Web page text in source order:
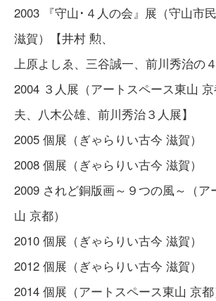
2003 『守山･４人の会』展（守山市
滋賀）【井村 勲、
上原よしゑ、三谷誠一、前川秀治の
2004 ３人展（アートスペース東山
夫、八木公雄、前川秀治３人展】
2005 個展（ぎゃらりい古今 滋賀）
2008 個展（ぎゃらりい古今 滋賀）
2009 されど銅版画～９つの風～（ア
山 京都）
2010 個展（ぎゃらりい古今 滋賀）
2012 個展（ぎゃらりい古今 滋賀）
2014 個展（アートスペース東山 京都